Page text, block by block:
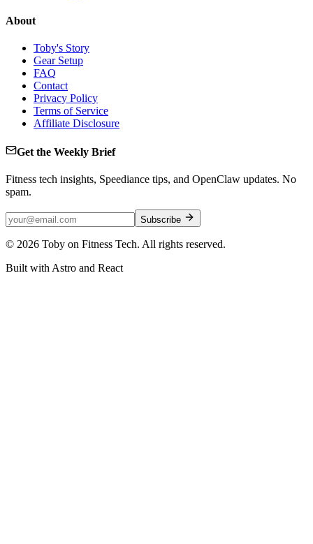
About
Toby's Story
Gear Setup
FAQ
Contact
Privacy Policy
Terms of Service
Affiliate Disclosure
Get the Weekly Brief
Fitness tech insights, Speediance tips, and OpenClaw updates. No
spam.
Subscribe
© 2026 Toby on Fitness Tech. All rights reserved.
Built with Astro and React